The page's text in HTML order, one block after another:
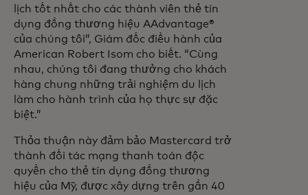
lịch tốt nhất cho các thành viên thẻ tín
dụng đồng thương hiệu AAdvantage®
của chúng tôi”, Giám đốc điều hành của
American Robert Isom cho biết. “Cùng
nhau, chúng tôi đang thưởng cho khách
hàng chung những trải nghiệm du lịch
làm cho hành trình của họ thực sự đặc
biệt.”
Thỏa thuận này đảm bảo Mastercard trở
thành đối tác mạng thanh toán độc
quyền cho thẻ tín dụng đồng thương
hiệu của Mỹ, được xây dựng trên gần 40